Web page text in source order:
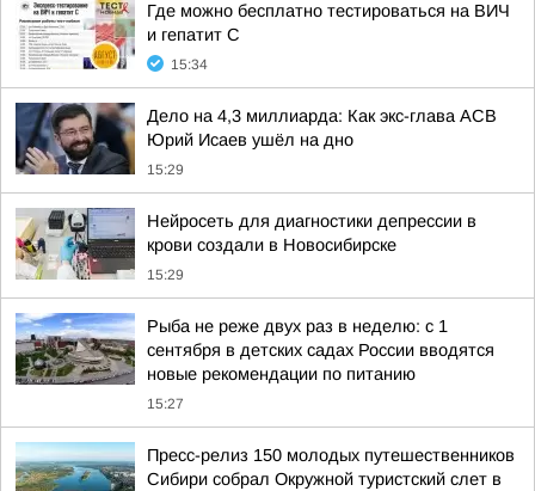
Где можно бесплатно тестироваться на ВИЧ
и гепатит С
15:34
Дело на 4,3 миллиарда: Как экс-глава АСВ
Юрий Исаев ушёл на дно
15:29
Нейросеть для диагностики депрессии в
крови создали в Новосибирске
15:29
Рыба не реже двух раз в неделю: с 1
сентября в детских садах России вводятся
новые рекомендации по питанию
15:27
Пресс-релиз 150 молодых путешественников
Сибири собрал Окружной туристский слет в